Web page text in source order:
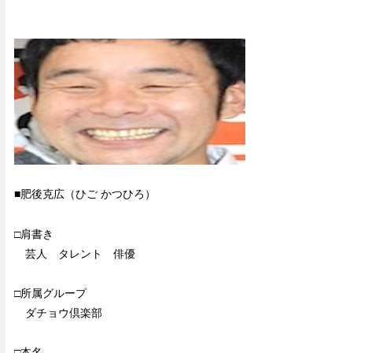
■肥後克広（ひご かつひろ）
□肩書き
芸人 タレント 俳優
□所属グループ
ダチョウ倶楽部